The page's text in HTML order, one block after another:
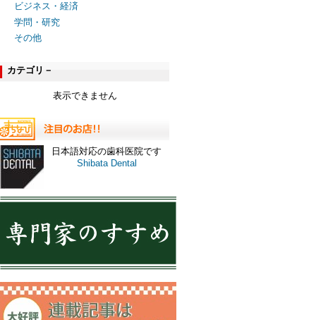
ビジネス・経済
学問・研究
その他
カテゴリ－
表示できません
日本語対応の歯科医院です
Shibata Dental